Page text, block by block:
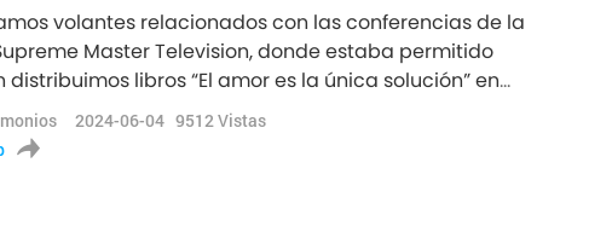
volantes relacionados con las conferencias de la
Master Television, donde estaba permitido
libros “El amor es la única solución” en
todas las semanas, durante un año y medio.En mis
se colocaban los volantes atraía las almas de
2024-06-04 9512Vistas